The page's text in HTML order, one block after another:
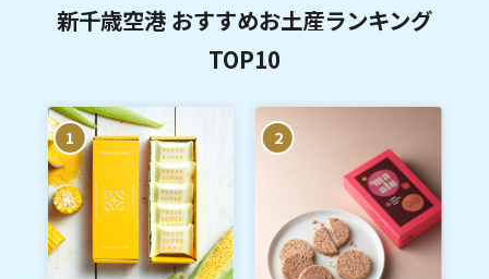
新千歳空港 おすすめお土産ランキング
TOP10
1 2